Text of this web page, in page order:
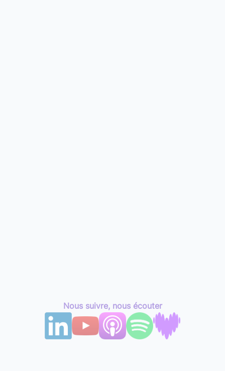
Nous suivre, nous écouter